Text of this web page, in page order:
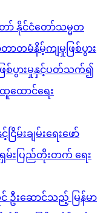
ော် နိုင်ငံတော်သမ္မတ
ာတမံနိမ့်ကျမှုဖြစ်ပွား
ဖြစ်ပွားမှုနှင့်ပတ်သက်၍
ောင်ရေး
မ်းချမ်းရေးဖော်
မ်းပြည်တိုးတက် ရေး
ဦးဆောင်သည့် မြန်မာ